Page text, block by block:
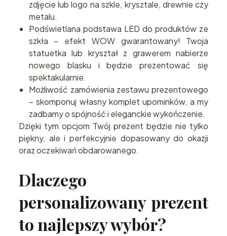
zdjęcie lub logo na szkle, krysztale, drewnie czy
metalu.
Podświetlana podstawa LED do produktów ze
szkła – efekt WOW gwarantowany! Twoja
statuetka lub kryształ z grawerem nabierze
nowego blasku i będzie prezentować się
spektakularnie.
Możliwość zamówienia zestawu prezentowego
– skomponuj własny komplet upominków, a my
zadbamy o spójność i eleganckie wykończenie.
Dzięki tym opcjom Twój prezent będzie nie tylko
piękny, ale i perfekcyjnie dopasowany do okazji
oraz oczekiwań obdarowanego.
Dlaczego
personalizowany prezent
to najlepszy wybór?